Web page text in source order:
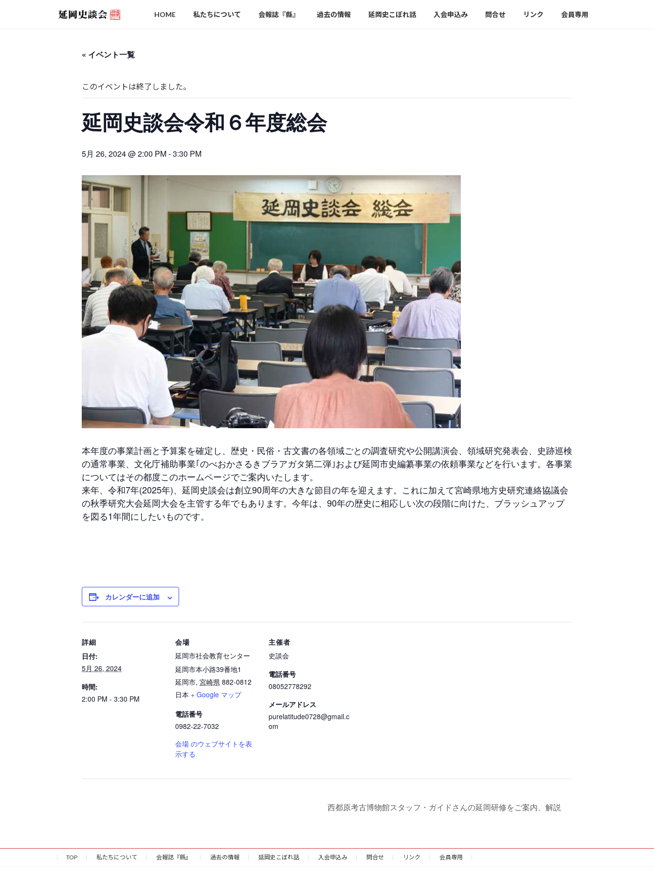
HOME 私たちについて 会報誌『縣』 過去の情報 延岡史こぼれ話 入会申込み 問合せ リンク 会員専用
« イベント一覧
このイベントは終了しました。
延岡史談会令和６年度総会
5月 26, 2024 @ 2:00 PM-3:30 PM
本年度の事業計画と予算案を確定し、歴史・民俗・古文書の各領域ごとの調査研究や公開講演会、領域研究発表会、史跡巡検
の通常事業、文化庁補助事業｢のべおかさるきブラアガタ第二弾｣および延岡市史編纂事業の依頼事業などを行います。各事業
についてはその都度このホームページでご案内いたします。
来年、令和7年(2025年)、延岡史談会は創立90周年の大きな節目の年を迎えます。これに加えて宮崎県地方史研究連絡協議会
の秋季研究大会延岡大会を主管する年でもあります。今年は、90年の歴史に相応しい次の段階に向けた、ブラッシュアップ
を図る1年間にしたいものです。
カレンダーに追加
詳細
日付:
5月 26, 2024
時間:
2:00 PM - 3:30 PM
会場
延岡市社会教育センター
延岡市本小路39番地1
延岡市, 宮崎県 882-0812
日本 + Google マップ
電話番号
0982-22-7032
会場 のウェブサイトを表
示する
主催者
史談会
電話番号
08052778292
メールアドレス
purelatitude0728@gmail.c
om
西都原考古博物館スタッフ・ガイドさんの延岡研修をご案内、解説
TOP 私たちについて 会報誌『縣』 過去の情報 延岡史こぼれ話 入会申込み 問合せ リンク 会員専用